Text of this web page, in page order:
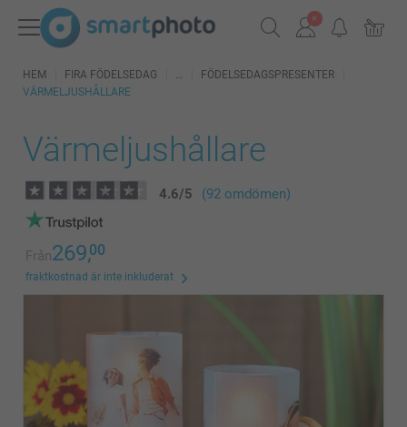
HEM FIRA FÖDELSEDAG
FÖDELSEDAGSPRESENTER
VÄRMELJUSHÅLLARE
Värmeljushållare
4.6/5 (92 omdömen)
Från269,00
fraktkostnad är inte inkluderat